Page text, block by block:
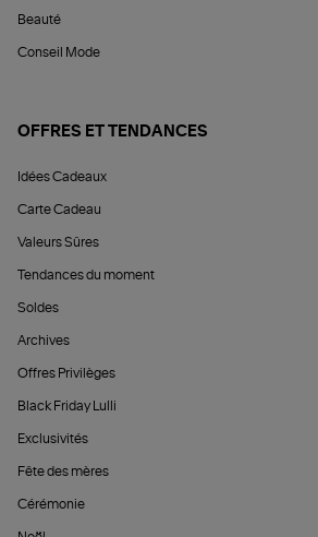
Beauté
Conseil Mode
OFFRES ET TENDANCES
Idées Cadeaux
Carte Cadeau
Valeurs Sûres
Tendances du moment
Soldes
Archives
Offres Privilèges
Black Friday Lulli
Exclusivités
Fête des mères
Cérémonie